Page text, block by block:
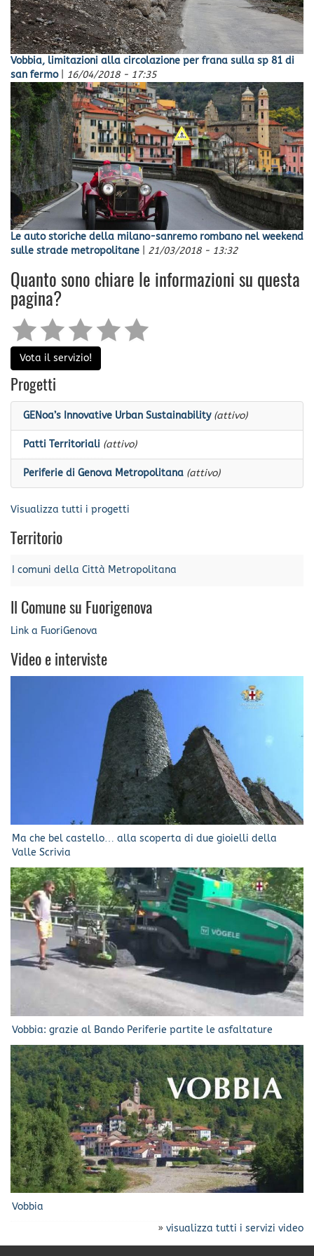
Vobbia, limitazioni alla circolazione per frana sulla sp 81 di
san fermo
16/04/2018 - 17:35
Le auto storiche della milano-sanremo rombano nel weekend
sulle strade metropolitane
21/03/2018 - 13:32
Quanto sono chiare le informazioni su questa
pagina?
Vota il servizio!
Progetti
GENoa’s Innovative Urban Sustainability (attivo)
Patti Territoriali (attivo)
Periferie di Genova Metropolitana (attivo)
Visualizza tutti i progetti
Territorio
I comuni della Città Metropolitana
Il Comune su Fuorigenova
Link a FuoriGenova
Video e interviste
Ma che bel castello… alla scoperta di due gioielli della
Valle Scrivia
Vobbia: grazie al Bando Periferie partite le asfaltature
Vobbia
» visualizza tutti i servizi video